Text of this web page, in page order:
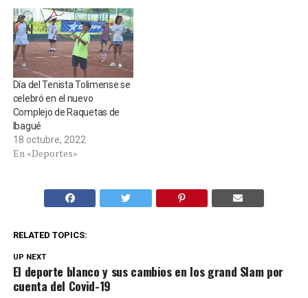
Día del Tenista Tolimense se
celebró en el nuevo
Complejo de Raquetas de
Ibagué
18 octubre, 2022
En «Deportes»
RELATED TOPICS:
UP NEXT
El deporte blanco y sus cambios en los grand Slam por
cuenta del Covid-19